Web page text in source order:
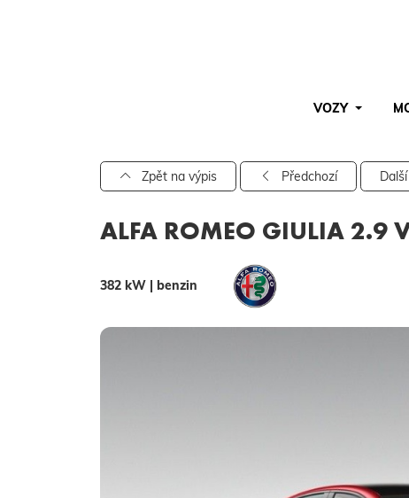
VOZY
Pro vyhledávání zadejte alespoň 3 znaky.
Zpět na výpis Předchozí Další
ALFA ROMEO GIULIA 2.9
382 kW | benzin